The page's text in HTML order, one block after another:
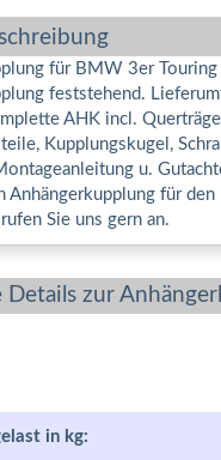
für BMW 3er Touring
feststehend.
AHK incl.
Kupplungskugel,
u.
Anhängerkupplung für
Sie uns gern an.
Details zur
in kg: